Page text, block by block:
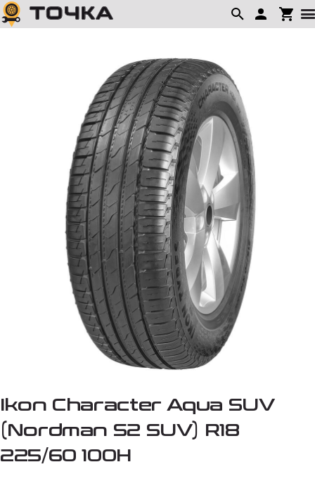
Ikon Character Aqua SUV
(Nordman S2 SUV) R18
225/60 100H